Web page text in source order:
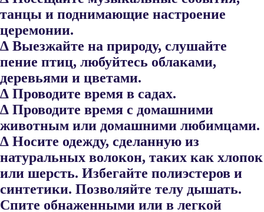
танцы и поднимающие настрое​ние
церемонии.
∆ Выезжайте на природу, слушайте
пение птиц, любуйтесь облаками,
деревьями и цветами.
∆ Проводите время в садах.
∆ Проводите время с домашними
животным или домашними любим​цами.
∆ Носите одежду, сделанную из
натуральных волокон, таких как хло​пок
или шерсть. Избегайте полиэстеров и
синтетики. Позволяйте телу дышать.
Спите обнаженными или в легкой